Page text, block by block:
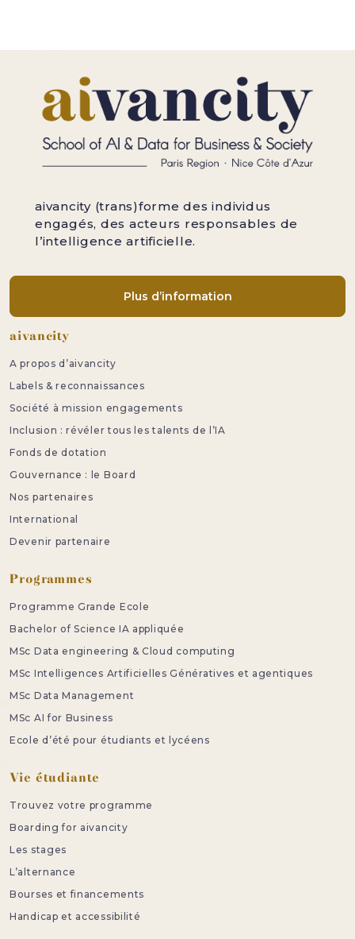
aivancity (trans)forme des individus
engagés, des acteurs responsables de
l’intelligence artificielle.
Plus d’information
Pied de page
aivancity
A propos d’aivancity
Labels & reconnaissances
Société à mission engagements
Inclusion : révéler tous les talents de l’IA
Fonds de dotation
Gouvernance : le Board
Nos partenaires
International
Devenir partenaire
Programmes
Programme Grande Ecole
Bachelor of Science IA appliquée
MSc Data engineering & Cloud computing
MSc Intelligences Artificielles Génératives et agentiques
MSc Data Management
MSc AI for Business
Ecole d’été pour étudiants et lycéens
Vie étudiante
Trouvez votre programme
Boarding for aivancity
Les stages
L’alternance
Bourses et financements
Handicap et accessibilité